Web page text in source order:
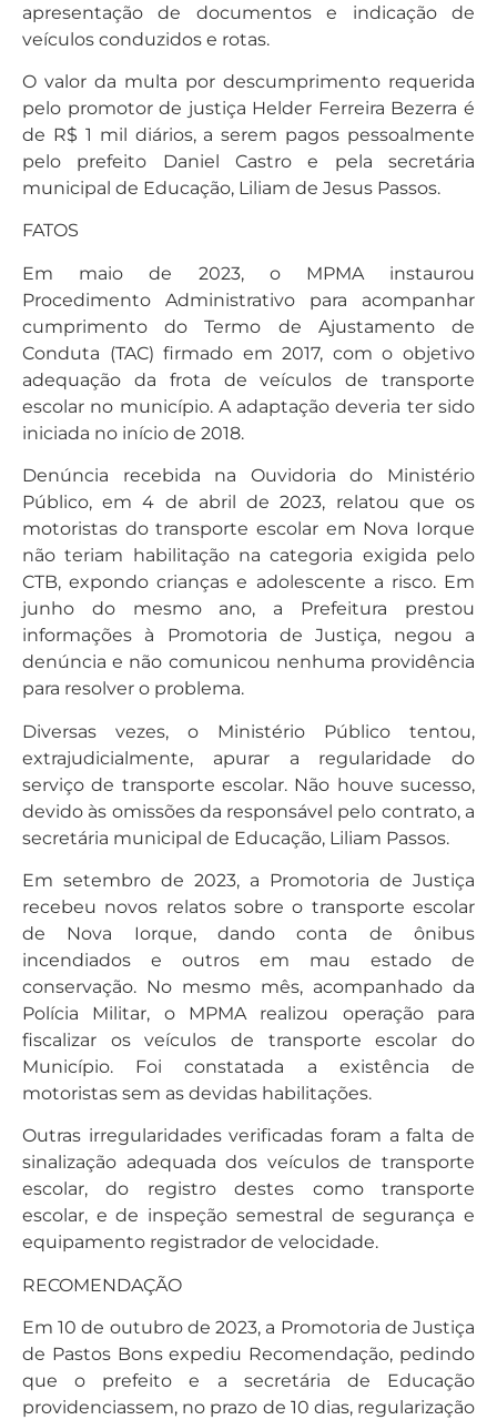
apresentação de documentos e indicação de
veículos conduzidos e rotas.
O valor da multa por descumprimento requerida
pelo promotor de justiça Helder Ferreira Bezerra é
de R$ 1 mil diários, a serem pagos pessoalmente
pelo prefeito Daniel Castro e pela secretária
municipal de Educação, Liliam de Jesus Passos.
FATOS
Em maio de 2023, o MPMA instaurou
Procedimento Administrativo para acompanhar
cumprimento do Termo de Ajustamento de
Conduta (TAC) firmado em 2017, com o objetivo
adequação da frota de veículos de transporte
escolar no município. A adaptação deveria ter sido
iniciada no início de 2018.
Denúncia recebida na Ouvidoria do Ministério
Público, em 4 de abril de 2023, relatou que os
motoristas do transporte escolar em Nova Iorque
não teriam habilitação na categoria exigida pelo
CTB, expondo crianças e adolescente a risco. Em
junho do mesmo ano, a Prefeitura prestou
informações à Promotoria de Justiça, negou a
denúncia e não comunicou nenhuma providência
para resolver o problema.
Diversas vezes, o Ministério Público tentou,
extrajudicialmente, apurar a regularidade do
serviço de transporte escolar. Não houve sucesso,
devido às omissões da responsável pelo contrato, a
secretária municipal de Educação, Liliam Passos.
Em setembro de 2023, a Promotoria de Justiça
recebeu novos relatos sobre o transporte escolar
de Nova Iorque, dando conta de ônibus
incendiados e outros em mau estado de
conservação. No mesmo mês, acompanhado da
Polícia Militar, o MPMA realizou operação para
fiscalizar os veículos de transporte escolar do
Município. Foi constatada a existência de
motoristas sem as devidas habilitações.
Outras irregularidades verificadas foram a falta de
sinalização adequada dos veículos de transporte
escolar, do registro destes como transporte
escolar, e de inspeção semestral de segurança e
equipamento registrador de velocidade.
RECOMENDAÇÃO
Em 10 de outubro de 2023, a Promotoria de Justiça
de Pastos Bons expediu Recomendação, pedindo
que o prefeito e a secretária de Educação
providenciassem, no prazo de 10 dias, regularização